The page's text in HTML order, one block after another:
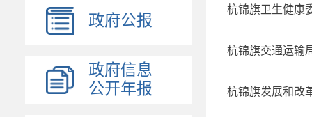
政府公报
政府信息
公开年报
杭锦旗卫生健康
杭锦旗交通运输
杭锦旗发展和改